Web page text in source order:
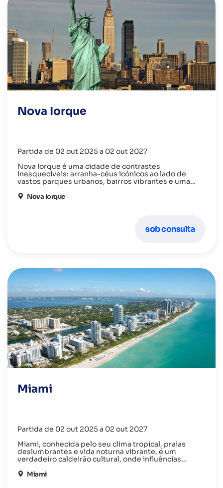
Nova Iorque
Partida de 02 out 2025 a 02 out 2027
Nova Iorque é uma cidade de contrastes
inesquecíveis: arranha-céus icónicos ao lado de
vastos parques urbanos, bairros vibrantes e uma
classe mundial até espetáculos que encantam no
Nova Iorque
sob consulta
Miami
Partida de 02 out 2025 a 02 out 2027
Miami, conhecida pelo seu clima tropical, praias
deslumbrantes e vida noturna vibrante, é um
verdadeiro caldeirão cultural, onde influências
oferecendo aos visitantes sol, arte, gastronomia e
Miami